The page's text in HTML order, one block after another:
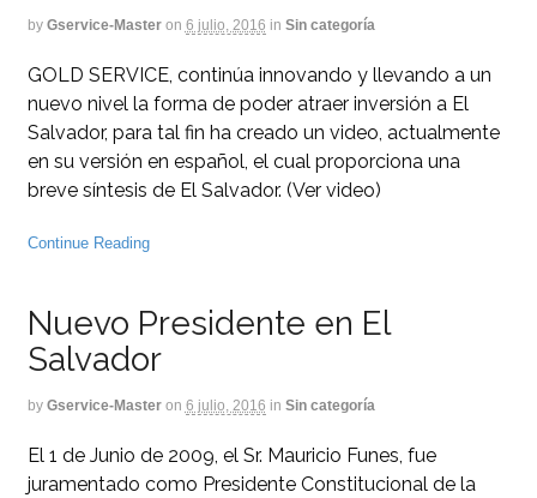
by Gservice-Master on 6 julio, 2016 in Sin categoría
GOLD SERVICE, continúa innovando y llevando a un
nuevo nivel la forma de poder atraer inversión a El
Salvador, para tal fin ha creado un video, actualmente
en su versión en español, el cual proporciona una
breve síntesis de El Salvador. (Ver video)
Continue Reading
Nuevo Presidente en El
Salvador
by Gservice-Master on 6 julio, 2016 in Sin categoría
El 1 de Junio de 2009, el Sr. Mauricio Funes, fue
juramentado como Presidente Constitucional de la